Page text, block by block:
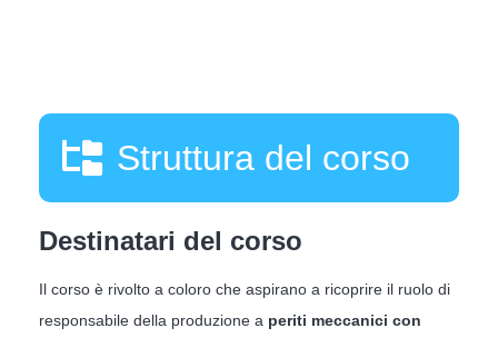
Struttura del corso
Destinatari del corso
Il corso è rivolto a coloro che aspirano a ricoprire il ruolo di
responsabile della produzione a periti meccanici con